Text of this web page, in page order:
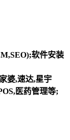
软件安装
婆,速达,星宇
医药管理等;